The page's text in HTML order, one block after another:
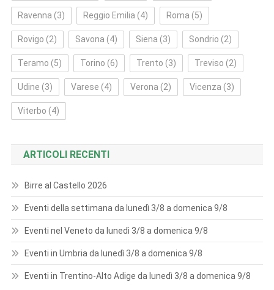
Ravenna (3) Reggio Emilia (4) Roma (5)
Rovigo (2) Savona (4) Siena (3) Sondrio (2)
Teramo (5) Torino (6) Trento (3) Treviso (2)
Udine (3) Varese (4) Verona (2) Vicenza (3)
Viterbo (4)
ARTICOLI RECENTI
Birre al Castello 2026
Eventi della settimana da lunedì 3/8 a domenica 9/8
Eventi nel Veneto da lunedì 3/8 a domenica 9/8
Eventi in Umbria da lunedì 3/8 a domenica 9/8
Eventi in Trentino-Alto Adige da lunedì 3/8 a domenica 9/8